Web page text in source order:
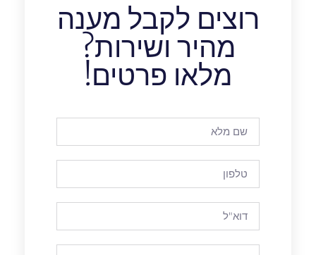
רוצים לקבל מענה
מהיר ושירות?
מלאו פרטים!